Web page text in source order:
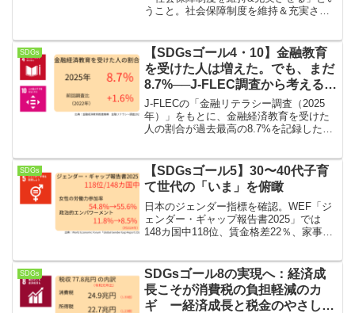
うこと。社会保障制度を維持＆充実させ
素の一つ。金融教育やキャリア教育はコ
ンテンツ提供を受けた世代が大人にな
り、財政の健全化と経済発展につながる
ことを目指します。
SDGs
【SDGsゴール4・10】金融教育
を受けた人は増えた。でも、まだ
8.7%──J-FLEC調査から考える
「お金を学ぶ機会」の格差
J-FLECの「金融リテラシー調査（2025
年）」をもとに、金融経済教育を受けた
人の割合が過去最高の8.7%を記録した一
SDGs
【SDGsゴール5】30〜40代子育
て世代の「いま」を俯瞰
日本のジェンダー指標を確認。WEF「ジ
ェンダー・ギャップ報告書2025」では
148カ国中118位、賃金格差22％、家事時
SDGs
SDGsゴール8の実現へ：経済成
長こそが消費税の負担軽減のカ
ギ ー経済成長と税金のやさしい